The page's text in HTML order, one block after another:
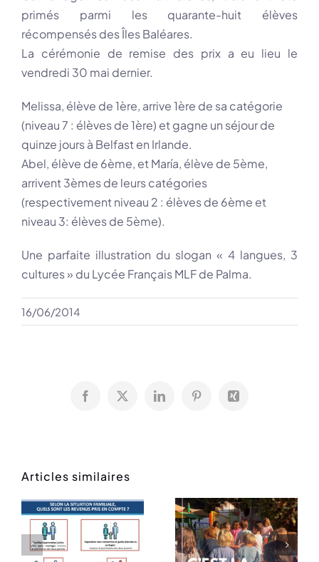
primés parmi les quarante-huit élèves
récompensés des Îles Baléares.
La cérémonie de remise des prix a eu lieu le
vendredi 30 mai dernier.
Melissa, élève de 1ère, arrive 1ère de sa catégorie
(niveau 7 : élèves de 1ère) et gagne un séjour de
quinze jours à Belfast en Irlande.
Abel, élève de 6ème, et María, élève de 5ème,
arrivent 3èmes de leurs catégories
(respectivement niveau 2 : élèves de 6ème et
niveau 3: élèves de 5ème).
Une parfaite illustration du slogan « 4 langues, 3
cultures » du Lycée Français MLF de Palma.
16/06/2014
Facebook
X LinkedInPinterestXing
Articles similaires
Rentrée
Message